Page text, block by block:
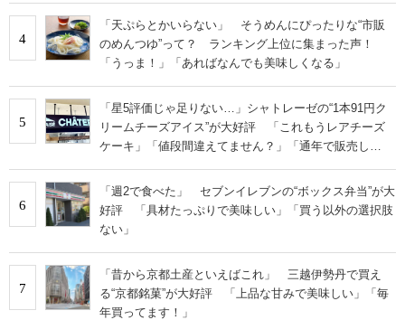
4
「天ぷらとかいらない」 そうめんにぴったりな“市販
のめんつゆ”って？ ランキング上位に集まった声！
「うっま！」「あればなんでも美味しくなる」
5
「星5評価じゃ足りない…」シャトレーゼの“1本91円ク
リームチーズアイス”が大好評 「これもうレアチーズ
ケーキ」「値段間違えてません？」「通年で販売し
6
「週2で食べた」 セブンイレブンの“ボックス弁当”が大
好評 「具材たっぷりで美味しい」「買う以外の選択肢
ない」
7
「昔から京都土産といえばこれ」 三越伊勢丹で買え
る“京都銘菓”が大好評 「上品な甘みで美味しい」「毎
年買ってます！」